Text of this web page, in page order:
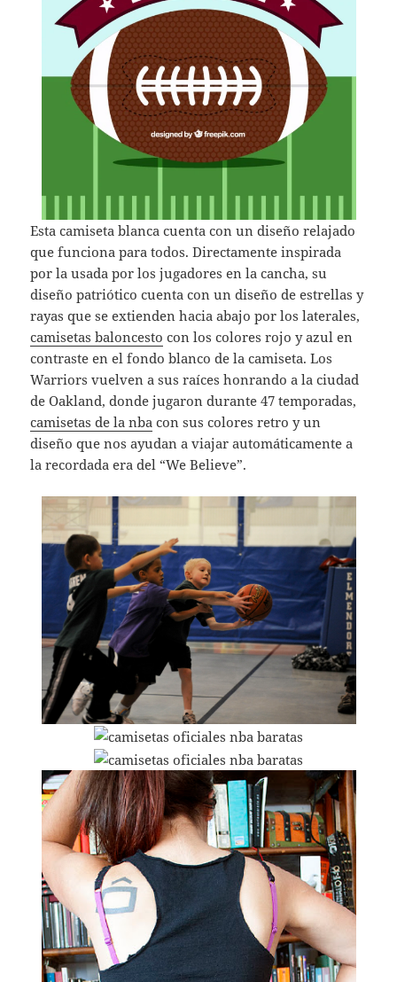
Esta camiseta blanca cuenta con un diseño relajado
que funciona para todos. Directamente inspirada
por la usada por los jugadores en la cancha, su
diseño patriótico cuenta con un diseño de estrellas y
rayas que se extienden hacia abajo por los laterales,
camisetas baloncesto con los colores rojo y azul en
contraste en el fondo blanco de la camiseta. Los
Warriors vuelven a sus raíces honrando a la ciudad
de Oakland, donde jugaron durante 47 temporadas,
camisetas de la nba con sus colores retro y un
diseño que nos ayudan a viajar automáticamente a
la recordada era del “We Believe”.